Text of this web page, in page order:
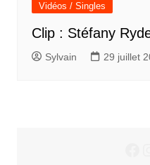
Vidéos / Singles
Clip : Stéfany
Sylvain 29 juillet